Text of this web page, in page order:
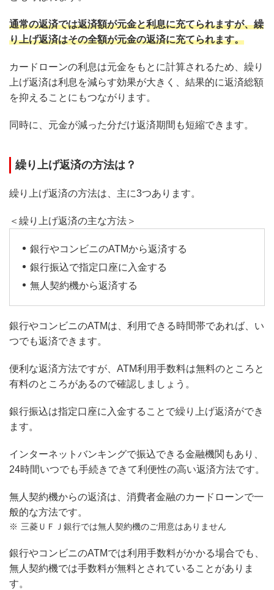
通常の返済では返済額が元金と利息に充てられますが、繰
り上げ返済はその全額が元金の返済に充てられます。
カードローンの利息は元金をもとに計算されるため、繰り
上げ返済は利息を減らす効果が大きく、結果的に返済総額
を抑えることにもつながります。
同時に、元金が減った分だけ返済期間も短縮できます。
繰り上げ返済の方法は？
繰り上げ返済の方法は、主に3つあります。
＜繰り上げ返済の主な方法＞
銀行やコンビニのATMから返済する
銀行振込で指定口座に入金する
無人契約機から返済する
銀行やコンビニのATMは、利用できる時間帯であれば、い
つでも返済できます。
便利な返済方法ですが、ATM利用手数料は無料のところと
有料のところがあるので確認しましょう。
銀行振込は指定口座に入金することで繰り上げ返済ができ
ます。
インターネットバンキングで振込できる金融機関もあり、
24時間いつでも手続きできて利便性の高い返済方法です。
無人契約機からの返済は、消費者金融のカードローンで一
般的な方法です。
三菱ＵＦＪ銀行では無人契約機のご用意はありません
銀行やコンビニのATMでは利用手数料がかかる場合でも、
無人契約機では手数料が無料とされていることがありま
す。